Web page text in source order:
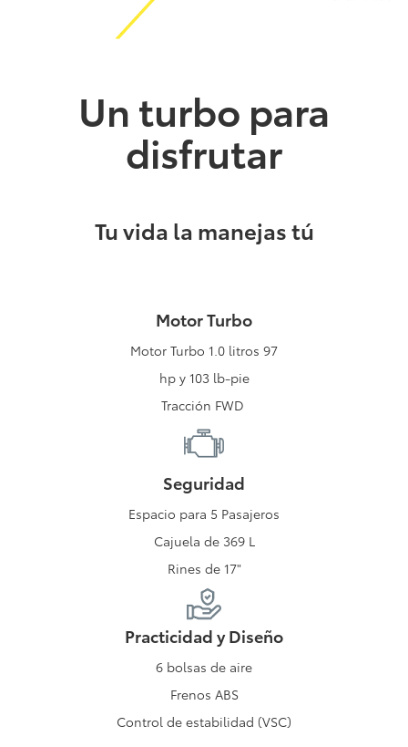
Un turbo para
disfrutar
Tu vida la manejas tú
Motor Turbo
Motor Turbo 1.0 litros 97
hp y 103 lb-pie
Tracción FWD
Seguridad
Espacio para 5 Pasajeros
Cajuela de 369 L
Rines de 17"
Practicidad y Diseño
6 bolsas de aire
Frenos ABS
Control de estabilidad (VSC)